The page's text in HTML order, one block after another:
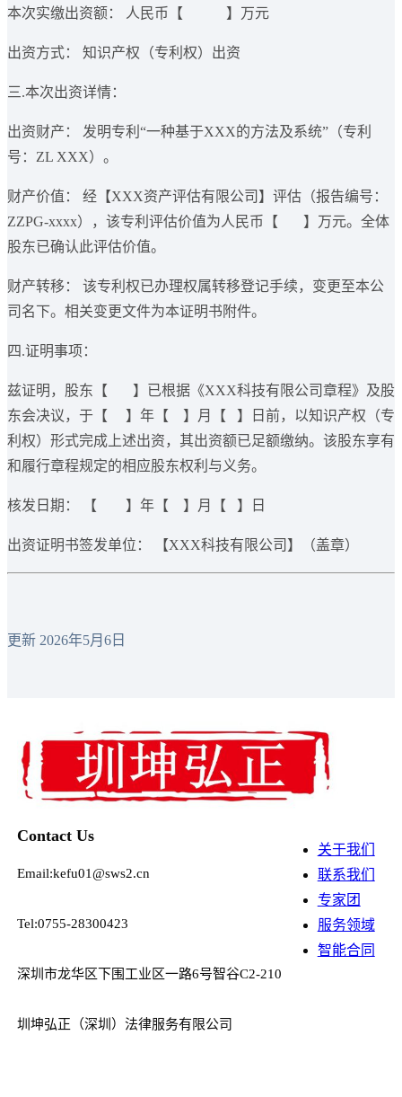
本次实缴出资额：​ 人民币【 】万元
出资方式：​ 知识产权（专利权）出资
三.本次出资详情：
出资财产：​ 发明专利“一种基于XXX的方法及系统”（专利
号：ZL XXX）。
财产价值：​ 经【XXX资产评估有限公司】评估（报告编号：
ZZPG-xxxx），该专利评估价值为人民币【 】万元。全体
股东已确认此评估价值。
财产转移：​ 该专利权已办理权属转移登记手续，变更至本公
司名下。相关变更文件为本证明书附件。
四.证明事项：
兹证明，股东【 】已根据《XXX科技有限公司章程》及股
东会决议，于【 】年【 】月【 】日前，以知识产权（专
利权）形式完成上述出资，其出资额已足额缴纳。该股东享有
和履行章程规定的相应股东权利与义务。
核发日期：​ 【 】年【 】月【 】日
出资证明书签发单位：​ 【XXX科技有限公司】（盖章）
更新 2026年5月6日
Contact Us
Email:kefu01@sws2.cn
Tel:0755-28300423
深圳市龙华区下围工业区一路6号智谷C2-210
圳坤弘正（深圳）法律服务有限公司
关于我们
联系我们
专家团
服务领域
智能合同